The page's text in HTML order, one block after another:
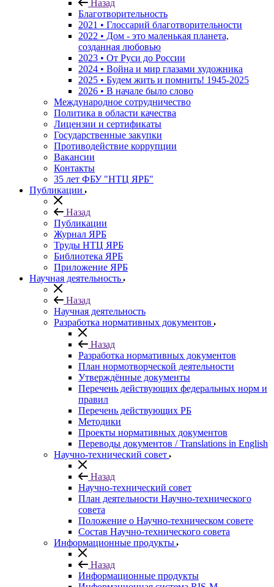
Назад
Благотворительность
2021 • Глоссарий благотворительности
2022 • Дом - это маленькая планета,
созданная любовью
2023 • От Руси до России
2024 • Война и мир глазами художника
2025 • Будем жить и помнить! 1945-2025
2026 • В начале было слово
Международное сотрудничество
Политика в области качества
Лицензии и сертификаты
Государственные закупки
Противодействие коррупции
Вакансии
Контакты
35 лет ФБУ "НТЦ ЯРБ"
Публикации
Назад
Публикации
Журнал ЯРБ
Труды НТЦ ЯРБ
Библиотека ЯРБ
Приложение ЯРБ
Научная деятельность
Назад
Научная деятельность
Разработка нормативных документов
Назад
Разработка нормативных документов
План нормотворческой деятельности
Утверждённые документы
Перечень действующих федеральных норм и
правил
Перечень действующих РБ
Методики
Проекты нормативных документов
Переводы документов / Translations in English
Научно-технический совет
Назад
Научно-технический совет
План деятельности Научно-технического
совета
Положение о Научно-техническом совете
Состав Научно-технического совета
Информационные продукты
Назад
Информационные продукты